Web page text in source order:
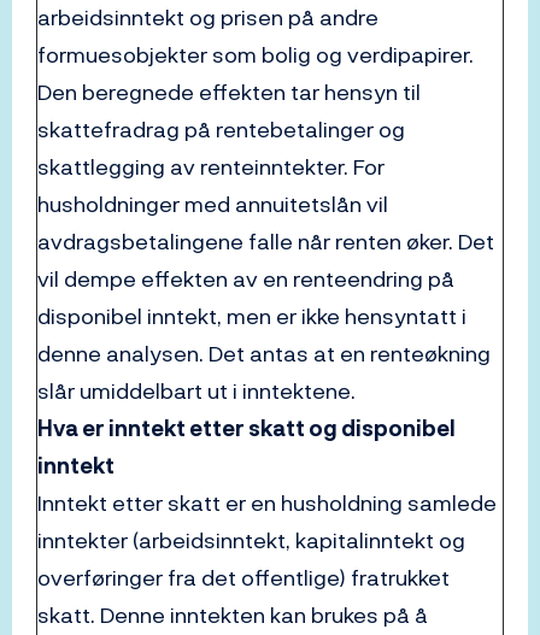
arbeidsinntekt og prisen på andre
formuesobjekter som bolig og verdipapirer.
Den beregnede effekten tar hensyn til
skattefradrag på rentebetalinger og
skattlegging av renteinntekter. For
husholdninger med annuitetslån vil
avdragsbetalingene falle når renten øker. Det
vil dempe effekten av en renteendring på
disponibel inntekt, men er ikke hensyntatt i
denne analysen. Det antas at en renteøkning
slår umiddelbart ut i inntektene.
Hva er inntekt etter skatt og disponibel
inntekt
Inntekt etter skatt er en husholdning samlede
inntekter (arbeidsinntekt, kapitalinntekt og
overføringer fra det offentlige) fratrukket
skatt. Denne inntekten kan brukes på å